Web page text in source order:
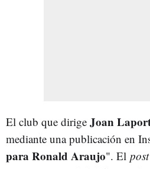
El club que dirige Joan
mediante una publicación en
para Ronald Araujo". El post